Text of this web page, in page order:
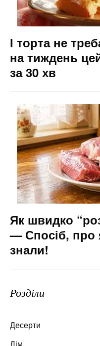
І торта не
на тиждень
за 30 хв
Як швидко
— Спосіб, про
знали!
Розділи
Десерти